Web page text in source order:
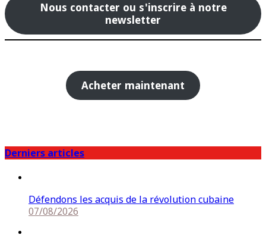
Nous contacter ou s'inscrire à notre
newsletter
Acheter maintenant
Derniers articles
Défendons les acquis de la révolution cubaine
07/08/2026